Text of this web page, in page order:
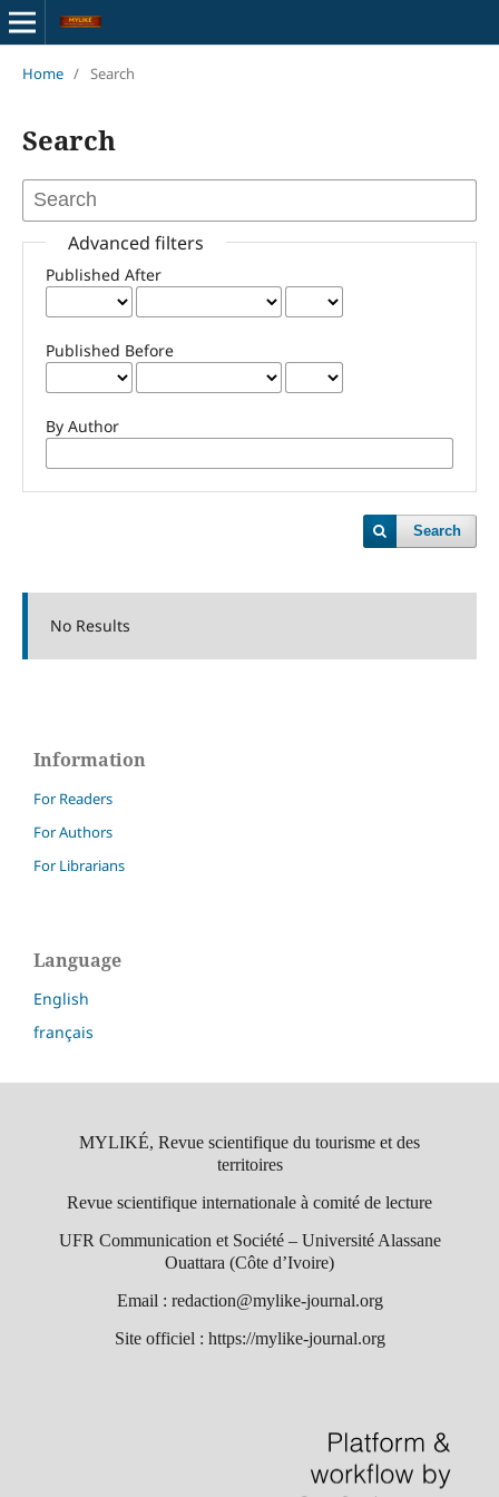
Home / Search
Search
Advanced filters
Published After
Published Before
By Author
Search
No Results
Information
For Readers
For Authors
For Librarians
Language
English
français
MYLIKÉ, Revue scientifique du tourisme et des
territoires
Revue scientifique internationale à comité de lecture
UFR Communication et Société – Université Alassane
Ouattara (Côte d’Ivoire)
Email : redaction@mylike-journal.org
Site officiel : https://mylike-journal.org